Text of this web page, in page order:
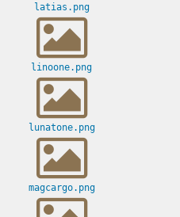
latias.png
linoone.png
lunatone.png
magcargo.png